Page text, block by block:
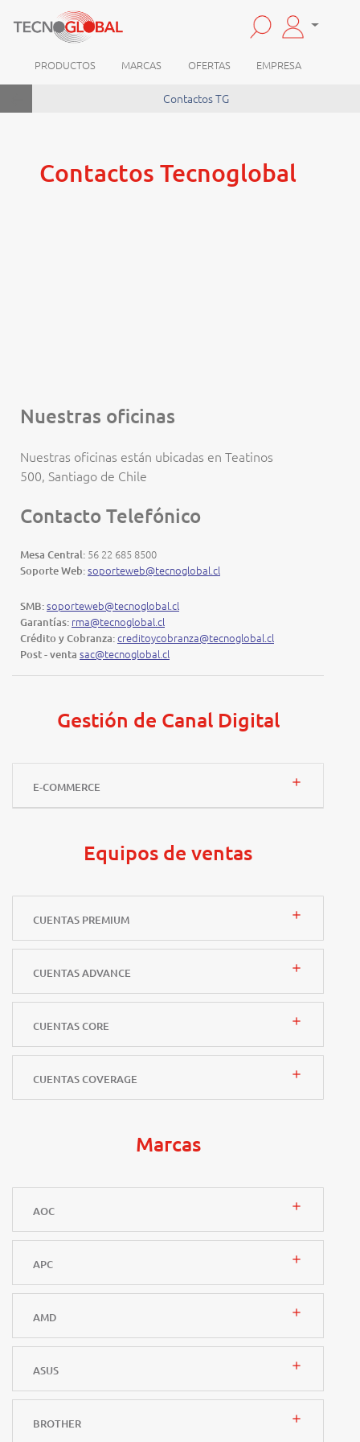
PRODUCTOS MARCAS OFERTAS EMPRESA
Contactos TG
Contactos Tecnoglobal
Nuestras oficinas
Nuestras oficinas están ubicadas en Teatinos
500, Santiago de Chile
Contacto Telefónico
Mesa Central: 56 22 685 8500
Soporte Web:soporteweb@tecnoglobal.cl
SMB:soporteweb@tecnoglobal.cl
Garantías: rma@tecnoglobal.cl
Crédito y Cobranza:creditoycobranza@tecnoglobal.cl
Post - venta sac@tecnoglobal.cl
Gestión de Canal Digital
E-COMMERCE add
Equipos de ventas
CUENTAS PREMIUM add
CUENTAS ADVANCE add
CUENTAS CORE add
CUENTAS COVERAGE add
Marcas
AOC add
APC add
AMD add
ASUS add
BROTHER add